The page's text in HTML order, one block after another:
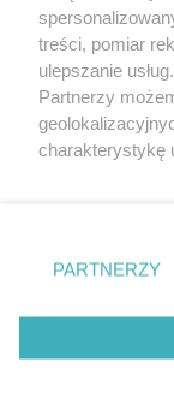
treści, pomiar
ulepszanie
Partnerzy
charakterystykę
zmienić/
znajdujący się
rodzaje
użytkownika,
przetwarzaniu.
PARTNERZY